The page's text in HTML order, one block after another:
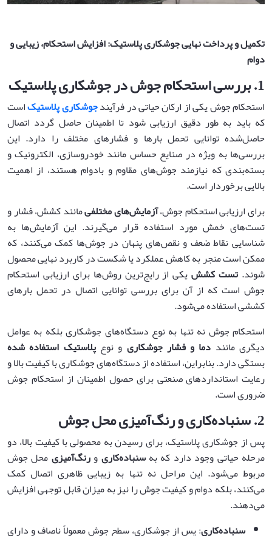
تکمیل و پرداخت نهایی جوشکاری پلاستیک: افزایش استحکام، زیبایی و
دوام
1. بررسی استحکام جوش در جوشکاری پلاستیک
استحکام جوش یکی از ارکان حیاتی در فرآیندجوشکاری پلاستیکاست
که باید به طور دقیق ارزیابی شود تا اطمینان حاصل گردد اتصال
حاصل‌شده توانایی تحمل بارها و فشارهای مختلف را دارد. این
بررسی‌ها به ویژه در صنایع حساس مانند خودروسازی، الکترونیک و
بسته‌بندی که نیازمند جوش‌های مقاوم و بادوام هستند، از اهمیت
بالایی برخوردار است.
برای ارزیابی استحکام جوش،آزمایش‌های مختلفیمانند کشش، فشار و
تست‌های خمش مورد استفاده قرار می‌گیرند. این آزمایش‌ها به
شناسایی نقاط ضعف و نقص‌های پنهان در جوش‌ها کمک می‌کنند، که
ممکن است منجر به کاهش عملکرد یا شکست در کاربرد نهایی محصول
شوند. تست کششیکی از رایج‌ترین روش‌ها برای ارزیابی استحکام
جوش است که از آن برای بررسی توانایی اتصال در تحمل بارهای
کششی استفاده می‌شود.
استحکام جوش نه تنها به نوع دستگاه‌های جوشکاری بلکه به عوامل
دیگری مانند دما و فشار جوشکاری و نوعپلاستیک استفاده شده
بستگی دارد. بنابراین، استفاده از دستگاه‌های جوشکاری با کیفیت بالا و
رعایت استانداردهای صنعتی برای حصول اطمینان از استحکام جوش
ضروری است.
2. سنباده‌کاری و رنگ‌آمیزی محل جوش
پس از جوشکاری پلاستیک، برای رسیدن به محصولی با کیفیت بالا، دو
مرحله حیاتی وجود دارد که بهسنباده‌کاریورنگ‌آمیزیمحل جوش
مربوط می‌شود. این مراحل نه تنها به زیبایی ظاهری اتصال کمک
می‌کنند، بلکه دوام و کیفیت جوش را نیز به میزان قابل توجهی افزایش
می‌دهند.
سنباده‌کاری: پس از جوشکاری، سطح جوش معمولاً ناصاف و دارای